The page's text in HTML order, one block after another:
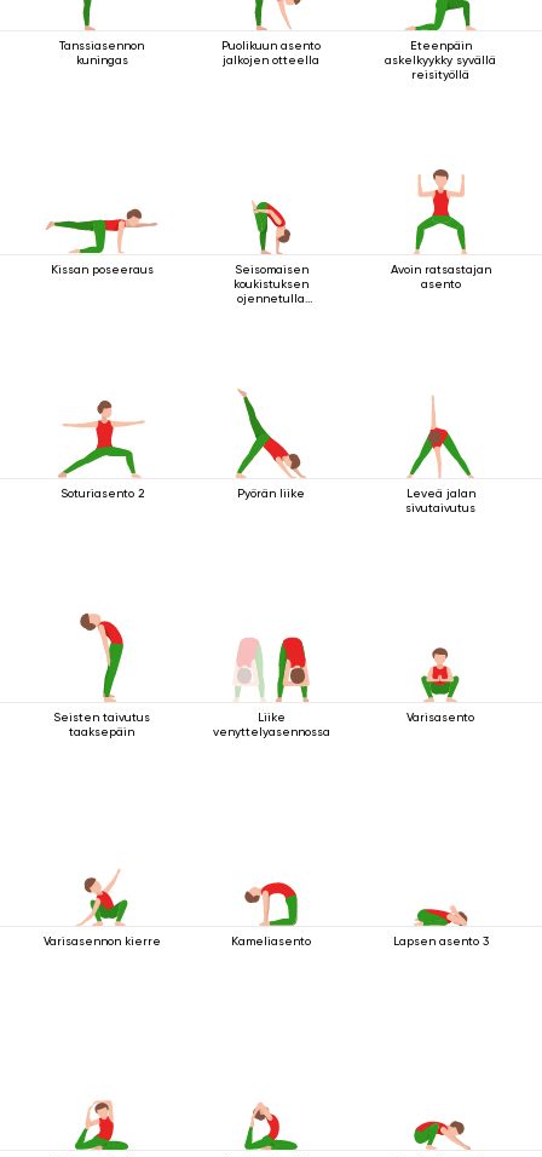
Tanssiasennon
kuningas
Puolikuun asento
jalkojen otteella
Eteenpäin
askelkyykky syvällä
reisityöllä
Kissan poseeraus
Seisomaisen
koukistuksen
ojennetulla
Avoin ratsastajan
asento
Soturiasento 2 Pyörän liike
Leveä jalan
sivutaivutus
Seisten taivutus
taaksepäin
Liike
venyttelyasennossa
Varisasento
Varisasennon kierre Kameliasento Lapsen asento 3